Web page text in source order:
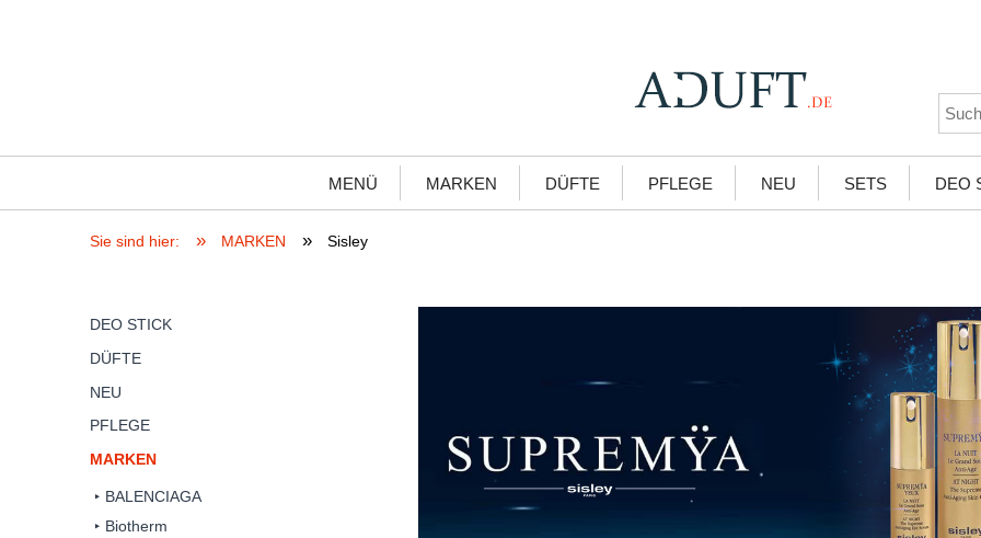
MENÜ MARKEN DÜFTE PFLEGE NEU SETS DEO
Sie sind hier: » MARKEN » Sisley
DEO STICK
DÜFTE
NEU
PFLEGE
MARKEN
BALENCIAGA
Biotherm